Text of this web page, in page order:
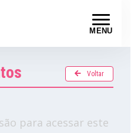
MENU
Voltar
para acessar este